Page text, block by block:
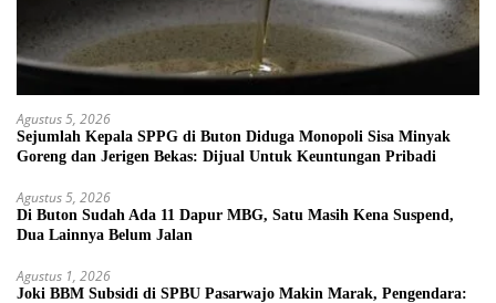
Agustus 5, 2026
Sejumlah Kepala SPPG di Buton Diduga Monopoli Sisa Minyak
Goreng dan Jerigen Bekas: Dijual Untuk Keuntungan Pribadi
Agustus 5, 2026
Di Buton Sudah Ada 11 Dapur MBG, Satu Masih Kena Suspend,
Dua Lainnya Belum Jalan
Agustus 1, 2026
Joki BBM Subsidi di SPBU Pasarwajo Makin Marak, Pengendara: